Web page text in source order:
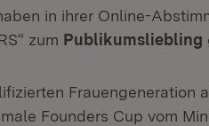
in ihrer Online-
zum Publikumsliebling
Frauengeneration
Founders Cup vom